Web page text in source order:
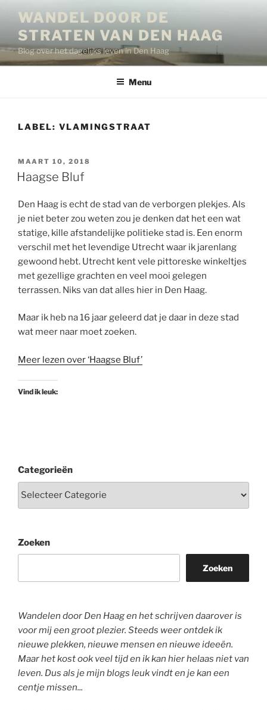
inhoud
WANDEL DOOR DE
STRATEN VAN DEN HAAG
Blog over het dagelijks leven in Den Haag
Menu
LABEL: VLAMINGSTRAAT
GEPLAATST
OP
MAART 10, 2018
Haagse Bluf
Den Haag is echt de stad van de verborgen plekjes. Als
je niet beter zou weten zou je denken dat het een wat
statige, kille afstandelijke politieke stad is. Een enorm
verschil met het levendige Utrecht waar ik jarenlang
gewoond hebt. Utrecht kent vele pittoreske winkeltjes
met gezellige grachten en veel mooi gelegen
terrassen. Niks van dat alles hier in Den Haag.
Maar ik heb na 16 jaar geleerd dat je daar in deze stad
wat meer naar moet zoeken.
Meer lezen over ‘Haagse Bluf’
Vind ik leuk:
Categorieën
Zoeken
Zoeken
Wandelen door Den Haag en het schrijven daarover is
voor mij een groot plezier. Steeds weer ontdek ik
nieuwe plekken, nieuwe mensen en nieuwe ideeën.
Maar het kost ook veel tijd en ik kan hier helaas niet van
leven. Dus als je mijn blogs leuk vindt en je kan een
centje missen...